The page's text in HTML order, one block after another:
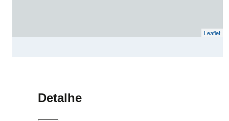
Leaflet
Detalhe